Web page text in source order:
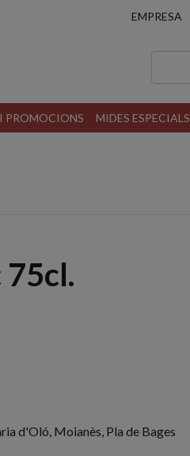
EMPRESA
PROMOCIONS MIDES ESPECIALS
75cl.
d'Oló, Moianès, Pla de Bages